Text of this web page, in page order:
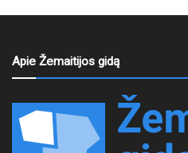
Apie Žemaitijos gidą